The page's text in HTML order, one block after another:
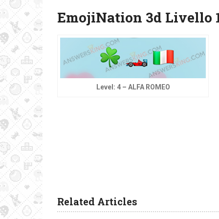
EmojiNation 3d Livello
Level: 4 – ALFA ROMEO
Related Articles